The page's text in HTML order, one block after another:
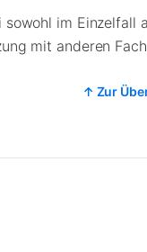
im Einzelfall
mit anderen
↑ Zur